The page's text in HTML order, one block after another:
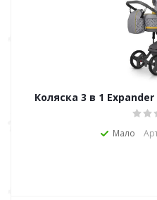
Коляска 3 в 1
Мало